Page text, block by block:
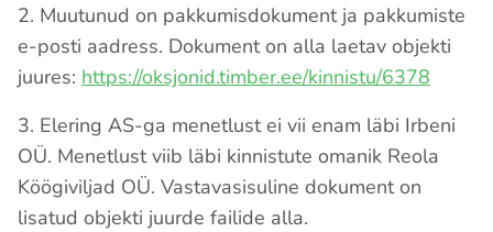
2. Muutunud on pakkumisdokument ja pakkumiste
e-posti aadress. Dokument on alla laetav objekti
juures: https://oksjonid.timber.ee/kinnistu/6378
3. Elering AS-ga menetlust ei vii enam läbi Irbeni
OÜ. Menetlust viib läbi kinnistute omanik Reola
Köögiviljad OÜ. Vastavasisuline dokument on
lisatud objekti juurde failide alla.